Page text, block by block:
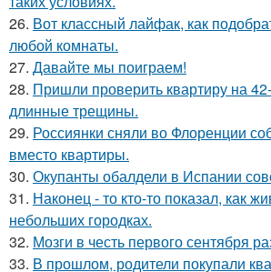
26. Вот классный лайфак, как
любой комнаты.
27. Давайте мы поиграем!
28. Пришли проверить квартиру на
длинные трещины.
29. Россиянки сняли во Флоренции
вместо квартиры.
30. Окупанты обалдели в Испании
31. Наконец - то кто-то показал, как
небольших городках.
32. Мозги в честь первого сентября
33. В прошлом, родители покупали